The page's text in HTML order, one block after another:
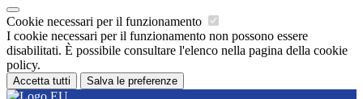
Cookie necessari per il funzionamento
I cookie necessari per il funzionamento non possono essere
disabilitati. È possibile consultare l'elenco nella pagina della cookie
policy.
Accetta tutti Salva le preferenze